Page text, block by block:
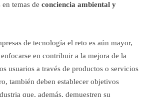
temas de conciencia ambiental y
de tecnología el reto es aún mayor,
en contribuir a la mejora de la
usuarios a través de productos o servicios
también deben establecer objetivos
que, además, demuestren su